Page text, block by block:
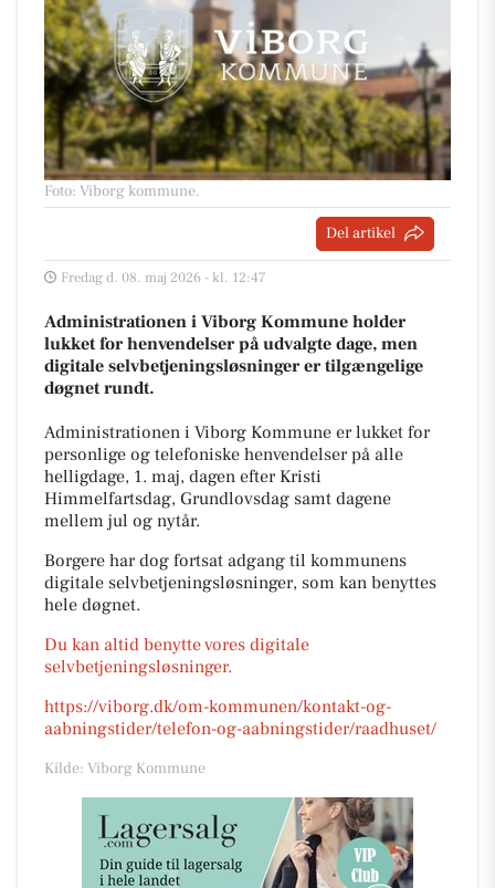
Foto: Viborg kommune.
Del artikel
Fredag d. 08. maj 2026 - kl. 12:47
Administrationen i Viborg Kommune holder
lukket for henvendelser på udvalgte dage, men
digitale selvbetjeningsløsninger er tilgængelige
døgnet rundt.
Administrationen i Viborg Kommune er lukket for
personlige og telefoniske henvendelser på alle
helligdage, 1. maj, dagen efter Kristi
Himmelfartsdag, Grundlovsdag samt dagene
mellem jul og nytår.
Borgere har dog fortsat adgang til kommunens
digitale selvbetjeningsløsninger, som kan benyttes
hele døgnet.
Du kan altid benytte vores digitale
selvbetjeningsløsninger.
https://viborg.dk/om-kommunen/kontakt-og-
aabningstider/telefon-og-aabningstider/raadhuset/
Kilde: Viborg Kommune